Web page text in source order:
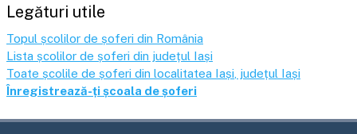
Legături utile
Topul școlilor de șoferi din România
Lista școlilor de șoferi din județul Iași
Toate școlile de șoferi din localitatea Iași , județul Iași
Înregistrează-ți școala de șoferi